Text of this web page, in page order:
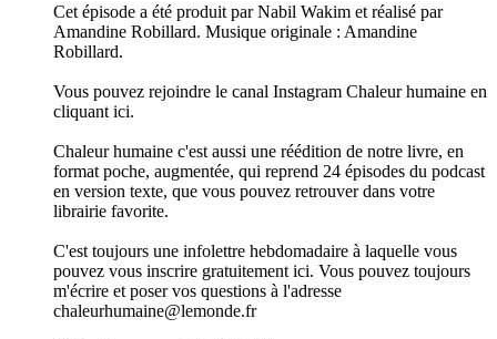
Cet épisode a été produit par Nabil Wakim et réalisé par
Amandine Robillard. Musique originale : Amandine
Robillard.
Vous pouvez rejoindre le canal Instagram Chaleur humaine en
cliquant ici.
Chaleur humaine c'est aussi une réédition de notre livre, en
format poche, augmentée, qui reprend 24 épisodes du podcast
en version texte, que vous pouvez retrouver dans votre
librairie favorite.
C'est toujours une infolettre hebdomadaire à laquelle vous
pouvez vous inscrire gratuitement ici. Vous pouvez toujours
m'écrire et poser vos questions à l'adresse
chaleurhumaine@lemonde.fr